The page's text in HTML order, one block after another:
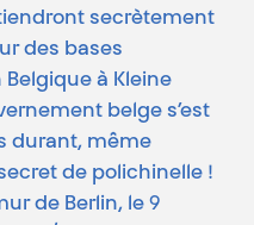
secrètement
des bases
à Kleine
belge s’est
durant, même
de polichinelle !
de Berlin, le 9